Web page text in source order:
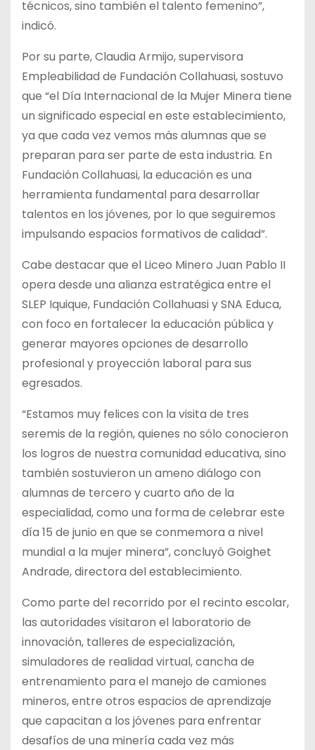
técnicos, sino también el talento femenino”,
indicó.
Por su parte, Claudia Armijo, supervisora
Empleabilidad de Fundación Collahuasi, sostuvo
que “el Día Internacional de la Mujer Minera tiene
un significado especial en este establecimiento,
ya que cada vez vemos más alumnas que se
preparan para ser parte de esta industria. En
Fundación Collahuasi, la educación es una
herramienta fundamental para desarrollar
talentos en los jóvenes, por lo que seguiremos
impulsando espacios formativos de calidad”.
Cabe destacar que el Liceo Minero Juan Pablo II
opera desde una alianza estratégica entre el
SLEP Iquique, Fundación Collahuasi y SNA Educa,
con foco en fortalecer la educación pública y
generar mayores opciones de desarrollo
profesional y proyección laboral para sus
egresados.
“Estamos muy felices con la visita de tres
seremis de la región, quienes no sólo conocieron
los logros de nuestra comunidad educativa, sino
también sostuvieron un ameno diálogo con
alumnas de tercero y cuarto año de la
especialidad, como una forma de celebrar este
día 15 de junio en que se conmemora a nivel
mundial a la mujer minera”, concluyó Goighet
Andrade, directora del establecimiento.
Como parte del recorrido por el recinto escolar,
las autoridades visitaron el laboratorio de
innovación, talleres de especialización,
simuladores de realidad virtual, cancha de
entrenamiento para el manejo de camiones
mineros, entre otros espacios de aprendizaje
que capacitan a los jóvenes para enfrentar
desafíos de una minería cada vez más